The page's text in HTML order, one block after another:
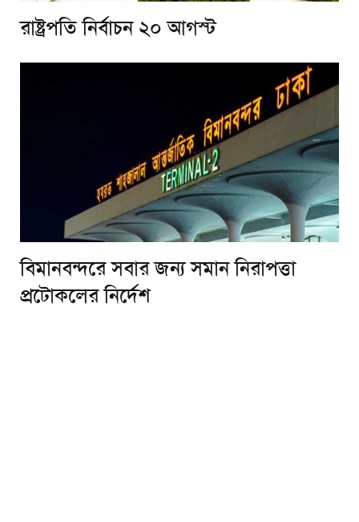
রাষ্ট্রপতি নির্বাচন ২০ আগস্ট
বিমানবন্দরে সবার জন্য সমান নিরাপত্তা
প্রটোকলের নির্দেশ